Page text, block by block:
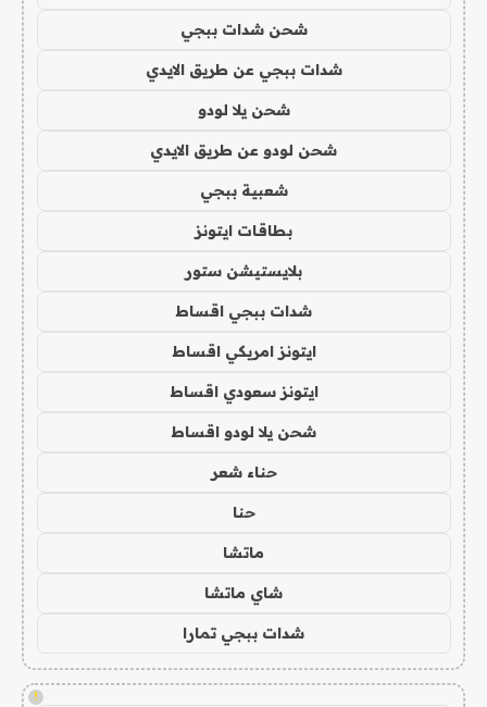
شحن شدات ببجي
شدات ببجي عن طريق الايدي
شحن يلا لودو
شحن لودو عن طريق الايدي
شعبية ببجي
بطاقات ايتونز
بلايستيشن ستور
شدات ببجي اقساط
ايتونز امريكي اقساط
ايتونز سعودي اقساط
شحن يلا لودو اقساط
حناء شعر
حنا
ماتشا
شاي ماتشا
شدات ببجي تمارا
!